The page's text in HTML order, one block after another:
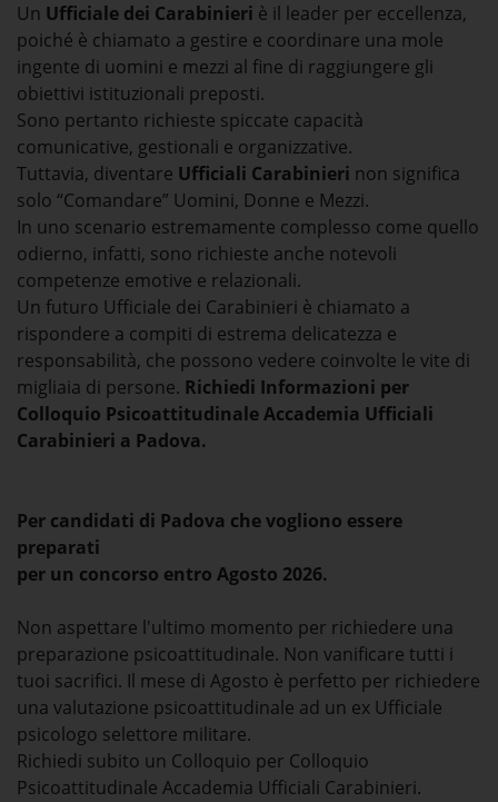
Un Ufficiale dei Carabinieri è il leader per eccellenza,
poiché è chiamato a gestire e coordinare una mole
ingente di uomini e mezzi al fine di raggiungere gli
obiettivi istituzionali preposti.
Sono pertanto richieste spiccate capacità
comunicative, gestionali e organizzative.
Tuttavia, diventare Ufficiali Carabinieri non significa
solo “Comandare” Uomini, Donne e Mezzi.
In uno scenario estremamente complesso come quello
odierno, infatti, sono richieste anche notevoli
competenze emotive e relazionali.
Un futuro Ufficiale dei Carabinieri è chiamato a
rispondere a compiti di estrema delicatezza e
responsabilità, che possono vedere coinvolte le vite di
migliaia di persone. Richiedi Informazioni per
Colloquio Psicoattitudinale Accademia Ufficiali
Carabinieri a Padova.
Per candidati di Padova che vogliono essere
preparati
per un concorso entro Agosto 2026.
Non aspettare l'ultimo momento per richiedere una
preparazione psicoattitudinale. Non vanificare tutti i
tuoi sacrifici. Il mese di Agosto è perfetto per richiedere
una valutazione psicoattitudinale ad un ex Ufficiale
psicologo selettore militare.
Richiedi subito un Colloquio per Colloquio
Psicoattitudinale Accademia Ufficiali Carabinieri.